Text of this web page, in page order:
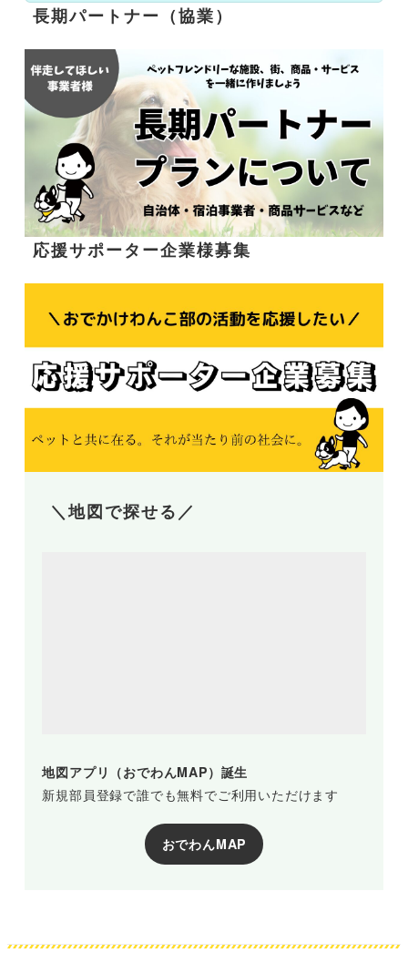
長期パートナー（協業）
応援サポーター企業様募集
＼地図で探せる／
地図アプリ（おでわんMAP）誕生
新規部員登録で誰でも無料でご利用いただけます
おでわんMAP